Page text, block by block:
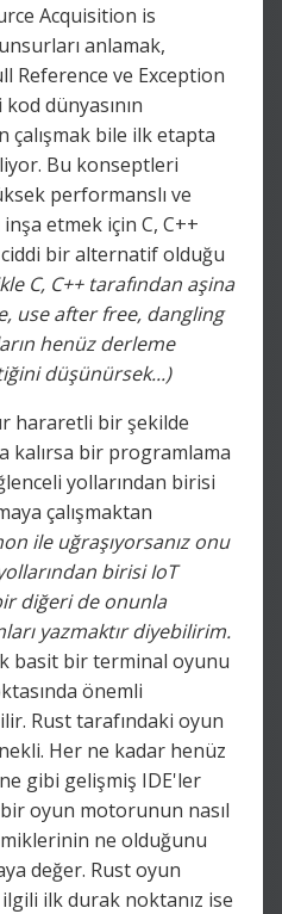
Acquisition is
anlamak,
Reference ve Exception
dünyasının
çalışmak bile ilk etapta
Bu konseptleri
performanslı ve
etmek için C, C++
bir alternatif olduğu
C, C++ tarafından aşina
use after free, dangling
henüz derleme
düşünürsek...)
hararetli bir şekilde
kalırsa bir programlama
yollarından birisi
çalışmaktan
ile uğraşıyorsanız onu
birisi IoT
diğeri de onunla
yazmaktır diyebilirim.
basit bir terminal oyunu
önemli
Rust tarafındaki oyun
Her ne kadar henüz
gibi gelişmiş IDE'ler
oyun motorunun nasıl
ne olduğunu
değer. Rust oyun
ilk durak noktanız ise